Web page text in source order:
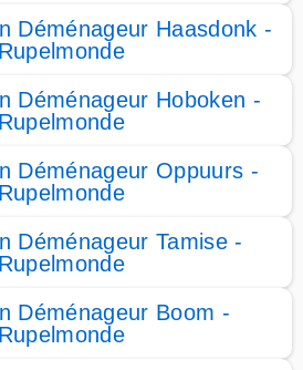
Déménageur Haasdonk -
Déménageur Hoboken -
Déménageur Oppuurs -
Déménageur Tamise -
Déménageur Boom -